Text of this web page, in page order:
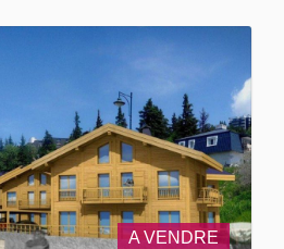
A VENDRE